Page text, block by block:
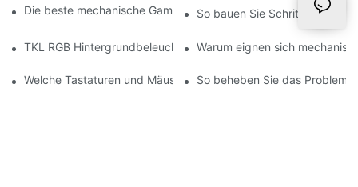
Die beste mechanische Gaming-Tastatur für kleines Budget
So bauen Sie Schritt für
TKL RGB Hintergrundbeleuchtete Multimedia Blue Switch
Warum eignen sich
Welche Tastaturen und Mäuse verwenden CS:GO-Profis?
So beheben Sie das